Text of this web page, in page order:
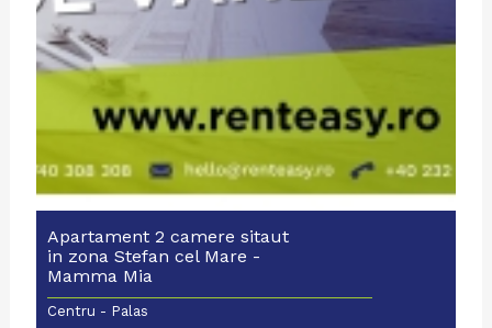
Apartament 2 camere sitaut
in zona Stefan cel Mare -
Mamma Mia
Centru - Palas